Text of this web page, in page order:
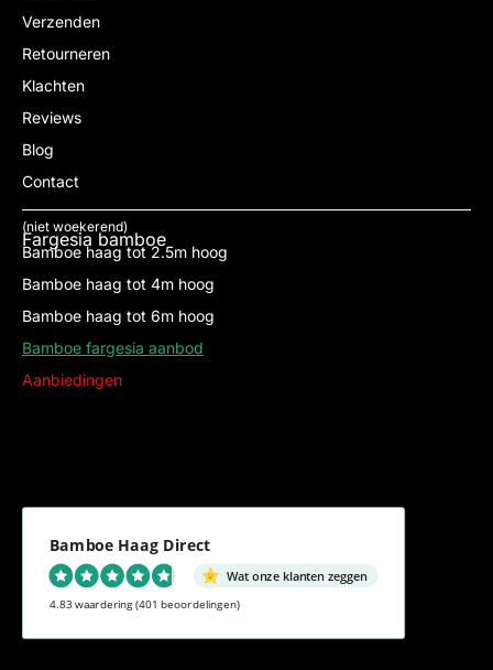
Verzenden
Retourneren
Klachten
Reviews
Blog
Contact
Fargesia bamboe
(niet woekerend)
Bamboe haag tot 2.5m hoog
Bamboe haag tot 4m hoog
Bamboe haag tot 6m hoog
Bamboe fargesia aanbod
Aanbiedingen
Bamboe Haag Direct
Wat onze klanten zeggen
4.83 waardering(401 beoordelingen)